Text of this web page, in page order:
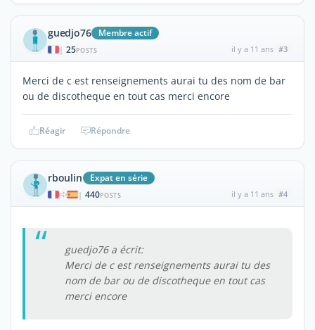
guedjo76 Membre actif
| 25POSTS il y a 11 ans #3
Merci de c est renseignements aurai tu des nom de bar
ou de discotheque en tout cas merci encore
Réagir Répondre
rboulin Expat en série
| 440POSTS il y a 11 ans #4
guedjo76 a écrit:
Merci de c est renseignements aurai tu des
nom de bar ou de discotheque en tout cas
merci encore